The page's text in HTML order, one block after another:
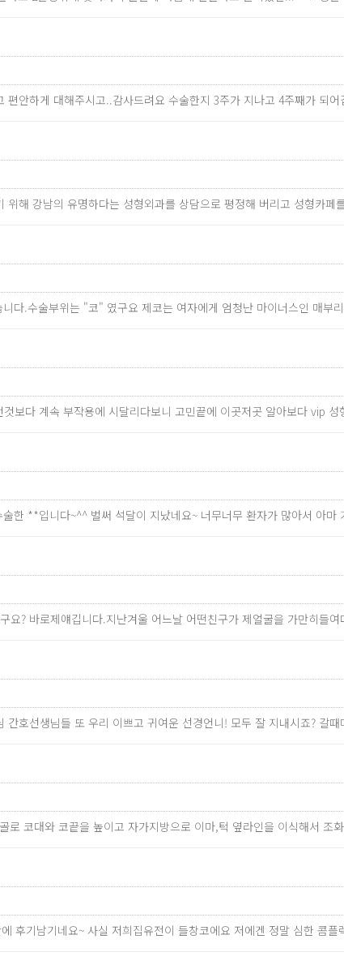
안하게 대해주시고..감사드려요 수술한지 3주가 지나고 4주째가 되
해 강남의 유명하다는 성형외과를 상담으로 평정해 버리고 성형카
다.수술부위는 "코" 였구요 제코는 여자에게 엄청난 마이너스인 매부
보다 계속 부작용에 시달리다보니 고민끝에 이곳저곳 알아보다 vip
한 **입니다~^^ 벌써 석달이 지났네요~ 너무너무 환자가 많아서 아
요? 바로제얘깁니다.지난겨울 어느날 어떤친구가 제얼굴을 가만히들
호선생님들 또 우리 이쁘고 귀여운 선경언니! 모두 잘 지내시죠? 갈
코대와 코끝을 높이고 자가지방으로 이마,턱 옆라인을 이식해서 조
후기남기네요~ 사실 저희집유전이 들창코에요 저에겐 정말 심한 콤